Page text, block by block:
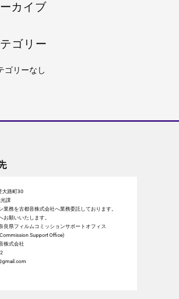
カイブ
ゴリー
ゴリーなし
大路町30
課
業務を古都音株式会社へ業務委託しております。
お願いいたします。
良県フィルムコミッションサポートオフィス
Support Office)
株式会社